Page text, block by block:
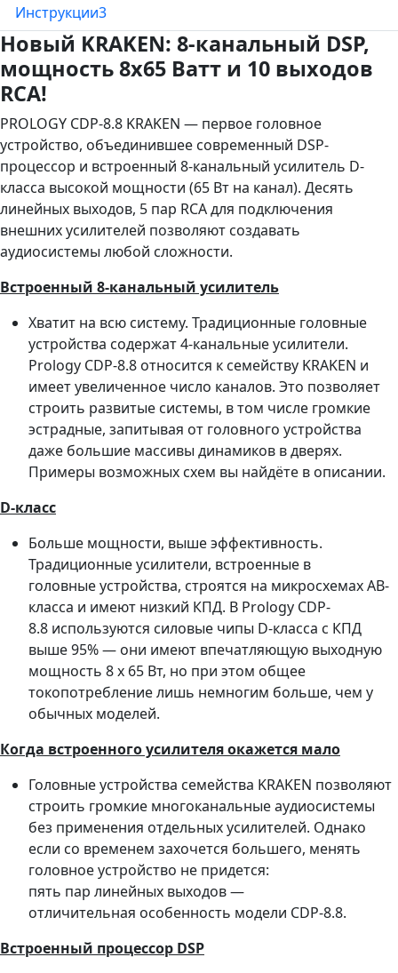
Инструкции3
Новый KRAKEN: 8-канальный DSP,
мощность 8х65 Ватт и 10 выходов
RCA!
PROLOGY CDP-8.8 KRAKEN — первое головное
устройство, объединившее современный DSP-
процессор и встроенный 8-канальный усилитель D-
класса высокой мощности (65 Вт на канал). Десять
линейных выходов, 5 пар RCA для подключения
внешних усилителей позволяют создавать
аудиосистемы любой сложности.
Встроенный 8-канальный усилитель
Хватит на всю систему. Традиционные головные
устройства содержат 4-канальные усилители.
Prology CDP-8.8 относится к семейству KRAKEN и
имеет увеличенное число каналов. Это позволяет
строить развитые системы, в том числе громкие
эстрадные, запитывая от головного устройства
даже большие массивы динамиков в дверях.
Примеры возможных схем вы найдёте в описании.
D-класс
Больше мощности, выше эффективность.
Традиционные усилители, встроенные в
головные устройства, строятся на микросхемах АВ-
класса и имеют низкий КПД. В Prology CDP-
8.8 используются силовые чипы D-класса с КПД
выше 95% — они имеют впечатляющую выходную
мощность 8 х 65 Вт, но при этом общее
токопотребление лишь немногим больше, чем у
обычных моделей.
Когда встроенного усилителя окажется мало
Головные устройства семейства KRAKEN позволяют
строить громкие многоканальные аудиосистемы
без применения отдельных усилителей. Однако
если со временем захочется большего, менять
головное устройство не придется:
пять пар линейных выходов —
отличительная особенность модели CDP-8.8.
Встроенный процессор DSP